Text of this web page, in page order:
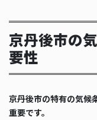
京丹後市の
要性
京丹後市の特有の気候
重要です。